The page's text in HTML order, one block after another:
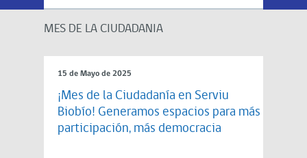
MES DE LA CIUDADANIA
15 de Mayo de 2025
¡Mes de la Ciudadanía en Serviu
Biobío! Generamos espacios para más
participación, más democracia